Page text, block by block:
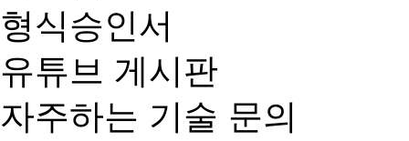
형식승인서
유튜브 게시판
자주하는 기술 문의